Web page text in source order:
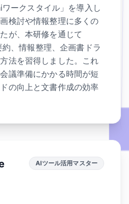
ークスタイル」を導入し
検討や情報整理に多くの
が、本研修を通じて
、情報整理、企画書ドラ
法を習得しました。これ
議準備にかかる時間が短
の向上と文書作成の効率
AIツール活用マスター